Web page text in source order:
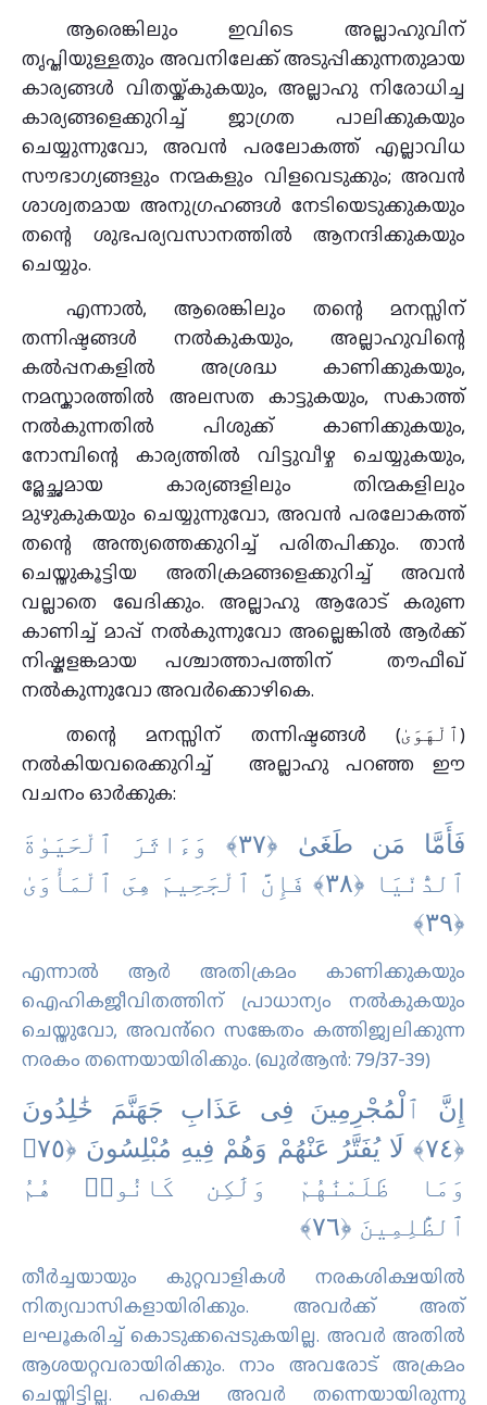
ആരെങ്കിലും ഇവിടെ അല്ലാഹുവിന്
തൃപ്തിയുള്ളതും അവനിലേക്ക് അടുപ്പിക്കുന്നതുമായ
കാര്യങ്ങൾ വിതയ്ക്കുകയും, അല്ലാഹു നിരോധിച്ച
കാര്യങ്ങളെക്കുറിച്ച് ജാഗ്രത പാലിക്കുകയും
ചെയ്യുന്നുവോ, അവൻ പരലോകത്ത് എല്ലാവിധ
സൗഭാഗ്യങ്ങളും നന്മകളും വിളവെടുക്കും; അവൻ
ശാശ്വതമായ അനുഗ്രഹങ്ങൾ നേടിയെടുക്കുകയും
തന്റെ ശുഭപര്യവസാനത്തിൽ ആനന്ദിക്കുകയും
ചെയ്യും.
എന്നാൽ, ആരെങ്കിലും തന്റെ മനസ്സിന്
തന്നിഷ്ടങ്ങൾ നൽകുകയും, അല്ലാഹുവിന്റെ
കൽപ്പനകളിൽ അശ്രദ്ധ കാണിക്കുകയും,
നമസ്കാരത്തിൽ അലസത കാട്ടുകയും, സകാത്ത്
നൽകുന്നതിൽ പിശുക്ക് കാണിക്കുകയും,
നോമ്പിന്റെ കാര്യത്തിൽ വിട്ടുവീഴ്ച ചെയ്യുകയും,
മ്ലേച്ഛമായ കാര്യങ്ങളിലും തിന്മകളിലും
മുഴുകുകയും ചെയ്യുന്നുവോ, അവൻ പരലോകത്ത്
തന്റെ അന്ത്യത്തെക്കുറിച്ച് പരിതപിക്കും. താൻ
ചെയ്തുകൂട്ടിയ അതിക്രമങ്ങളെക്കുറിച്ച് അവൻ
വല്ലാതെ ഖേദിക്കും. അല്ലാഹു ആരോട് കരുണ
കാണിച്ച് മാപ്പ് നൽകുന്നുവോ അല്ലെങ്കിൽ ആർക്ക്
നിഷ്കളങ്കമായ പശ്ചാത്താപത്തിന് തൗഫീഖ്
നൽകുന്നുവോ അവർക്കൊഴികെ.
തന്റെ മനസ്സിന് തന്നിഷ്ടങ്ങൾ (ٱلْهَوَىٰ)
നൽകിയവരെക്കുറിച്ച് അല്ലാഹു പറഞ്ഞ ഈ
വചനം ഓർക്കുക:
فَأَمَّا مَن طَغَىٰ ‎﴿٣٧﴾‏ وَءَاثَرَ ٱلْحَيَوٰةَ
ٱلدُّنْيَا ‎﴿٣٨﴾‏ فَإِنَّ ٱلْجَحِيمَ هِىَ ٱلْمَأْوَىٰ
എന്നാൽ ആർ അതിക്രമം കാണിക്കുകയും
ഐഹികജീവിതത്തിന് പ്രാധാന്യം നല്‍കുകയും
ചെയ്തുവോ, അവൻ്റെ സങ്കേതം കത്തിജ്വലിക്കുന്ന
നരകം തന്നെയായിരിക്കും. (ഖു൪ആന്‍: 79/37-39)
إِنَّ ٱلْمُجْرِمِينَ فِى عَذَابِ جَهَنَّمَ خَٰلِدُونَ
‎﴿٧٤﴾‏ لَا يُفَتَّرُ عَنْهُمْ وَهُمْ فِيهِ مُبْلِسُونَ ‎﴿٧٥﴾‏
وَمَا ظَلَمْنَٰهُمْ وَلَٰكِن كَانُوا۟ هُمُ
ٱلظَّٰلِمِينَ ‎﴿٧٦﴾‏
തീര്‍ച്ചയായും കുറ്റവാളികള്‍ നരകശിക്ഷയില്‍
നിത്യവാസികളായിരിക്കും. അവര്‍ക്ക് അത്
ലഘൂകരിച്ച് കൊടുക്കപ്പെടുകയില്ല. അവര്‍ അതില്‍
ആശയറ്റവരായിരിക്കും. നാം അവരോട് അക്രമം
ചെയ്തിട്ടില്ല. പക്ഷെ അവര്‍ തന്നെയായിരുന്നു